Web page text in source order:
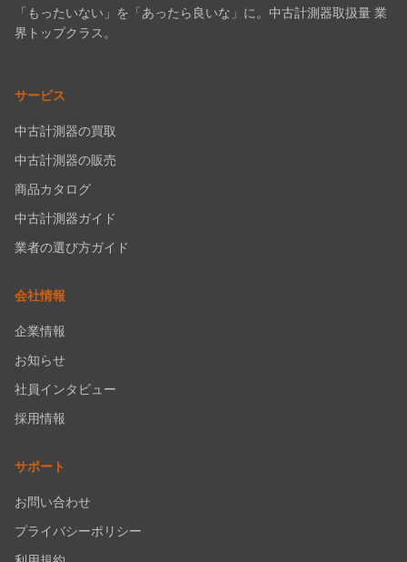
「もったいない」を「あったら良いな」に。中古計測器取扱量 業
界トップクラス。
サービス
中古計測器の買取
中古計測器の販売
商品カタログ
中古計測器ガイド
業者の選び方ガイド
会社情報
企業情報
お知らせ
社員インタビュー
採用情報
サポート
お問い合わせ
プライバシーポリシー